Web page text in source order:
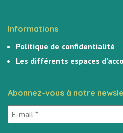
Informations
Politique de confidentialité
Les différents espaces
Abonnez-vous à notre